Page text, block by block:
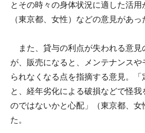
とその時々の身体状況に適した活用
（東京都、女性）などの意見があっ
また、貸与の利点が失われる意見
が、販売になると、メンテナンスや
られなくなる点を指摘する意見。「
と、経年劣化による破損などで怪我
のではないかと心配」（東京都、女
た。